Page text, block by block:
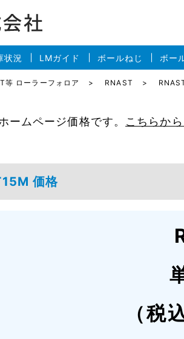
状況 LMガイド ボールねじ ボー
等 ローラーフォロア RNAST
ームページ価格です。 こちらか
価格
（税